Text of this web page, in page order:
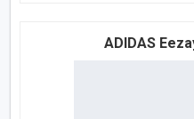
ADIDAS